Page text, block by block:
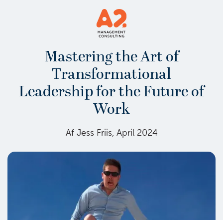
Mastering the Art of
Transformational
Leadership for the Future of
Work
Af Jess Friis, April 2024